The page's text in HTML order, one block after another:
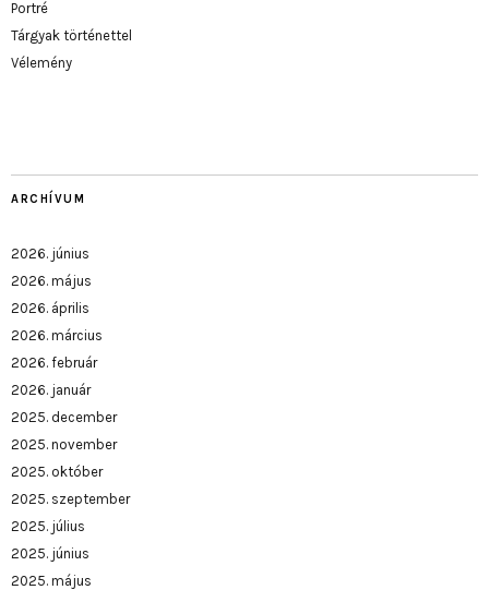
Portré
Tárgyak történettel
Vélemény
ARCHÍVUM
2026. június
2026. május
2026. április
2026. március
2026. február
2026. január
2025. december
2025. november
2025. október
2025. szeptember
2025. július
2025. június
2025. május